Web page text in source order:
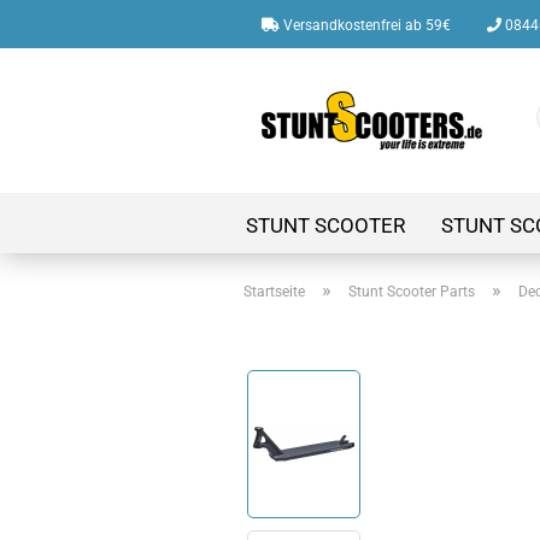
Versandkostenfrei ab 59€
STUNT SCOOTER STUNT
Startseite » Stunt Scooter Parts »